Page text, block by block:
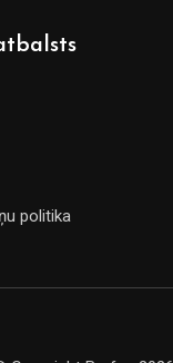
politika